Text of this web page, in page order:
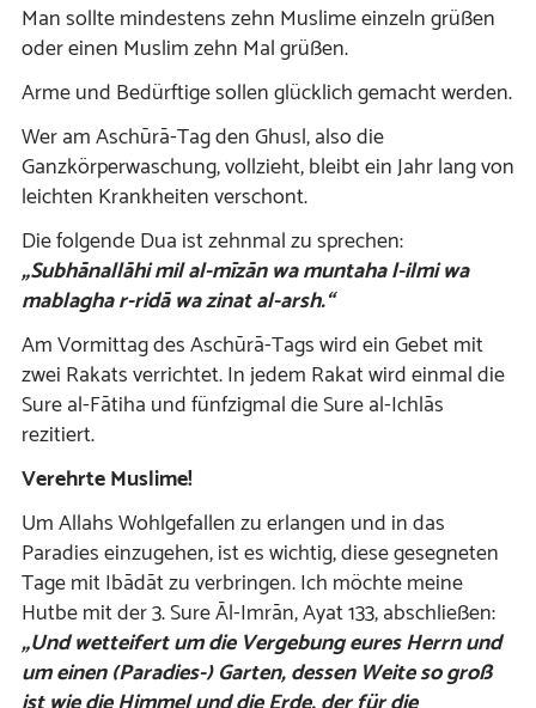
Man sollte mindestens zehn Muslime einzeln grüßen
oder einen Muslim zehn Mal grüßen.
Arme und Bedürftige sollen glücklich gemacht werden.
Wer am Aschūrā-Tag den Ghusl, also die
Ganzkörperwaschung, vollzieht, bleibt ein Jahr lang von
leichten Krankheiten verschont.
Die folgende Dua ist zehnmal zu sprechen:
„Subhānallāhi mil al-mīzān wa muntaha l-ilmi wa
mablagha r-ridā wa zinat al-arsh.“
Am Vormittag des Aschūrā-Tags wird ein Gebet mit
zwei Rakats verrichtet. In jedem Rakat wird einmal die
Sure al-Fātiha und fünfzigmal die Sure al-Ichlās
rezitiert.
Verehrte Muslime!
Um Allahs Wohlgefallen zu erlangen und in das
Paradies einzugehen, ist es wichtig, diese gesegneten
Tage mit Ibādāt zu verbringen. Ich möchte meine
Hutbe mit der 3. Sure Āl-Imrān, Ayat 133, abschließen:
„Und wetteifert um die Vergebung eures Herrn und
um einen (Paradies-) Garten, dessen Weite so groß